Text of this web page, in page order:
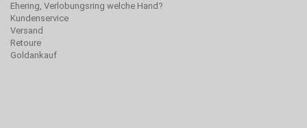
Ehering, Verlobungsring welche Hand?
Kundenservice
Versand
Retoure
Goldankauf